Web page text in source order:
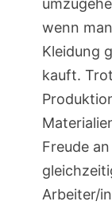
wenn man
Kleidung
kauft.
Freude
Arbeiter/